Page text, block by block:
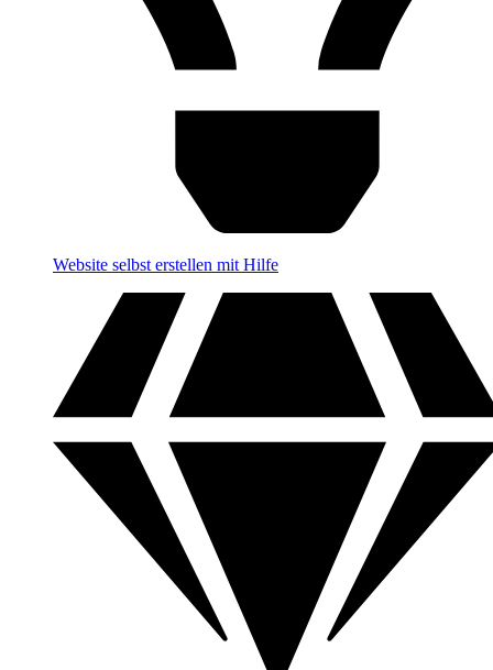
Website selbst erstellen mit Hilfe